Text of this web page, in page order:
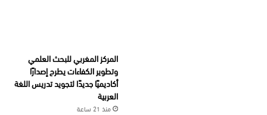
المركز المغربي للبحث العلمي
وتطوير الكفاءات يطرح إصدارًا
أكاديميًا جديدًا لتجويد تدريس اللغة
العربية
منذ 21 ساعة